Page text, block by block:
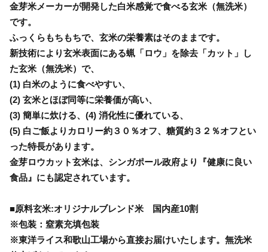
金芽米メーカーが開発した白米感覚で食べる玄米（無洗米）
です。
ふっくらもちもちで、玄米の栄養素はそのままです。
新技術により玄米表面にある蝋「ロウ」を除去「カット」し
た玄米（無洗米）で、
(1) 白米のように食べやすい、
(2) 玄米とほぼ同等に栄養価が高い、
(3) 簡単に炊ける、(4) 消化性に優れている、
(5) 白ご飯よりカロリー約３０％オフ、糖質約３２％オフとい
った特長があります。
金芽ロウカット玄米は、シンガポール政府より『健康に良い
食品』にも認定されています。
■原料玄米:オリジナルブレンド米 国内産10割
※包装：窒素充填包装
※東洋ライス和歌山工場から直接お届けいたします。無洗米